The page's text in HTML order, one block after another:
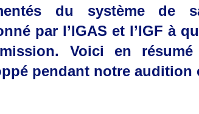
du système de
par l’IGAS et l’IGF à
Voici en
pendant notre